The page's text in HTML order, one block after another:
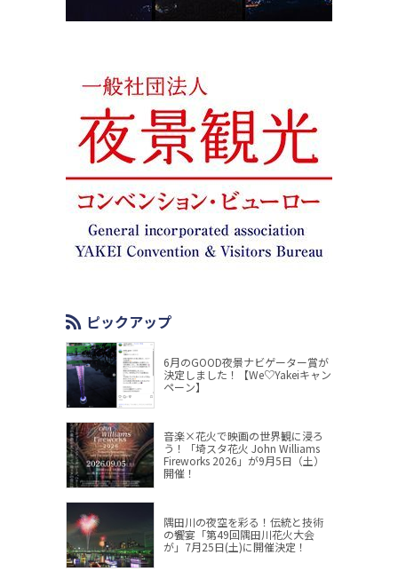
ピックアップ
6月のGOOD夜景ナビゲーター賞が
決定しました！【We♡Yakeiキャン
ペーン】
音楽×花火で映画の世界観に浸ろ
う！「埼スタ花火 John Williams
Fireworks 2026」が9月5日（土）
開催！
隅田川の夜空を彩る！伝統と技術
の饗宴「第49回隅田川花火大会
が」7月25日(土)に開催決定！